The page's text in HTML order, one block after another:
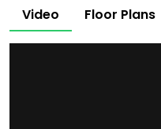
Video Floor Plans